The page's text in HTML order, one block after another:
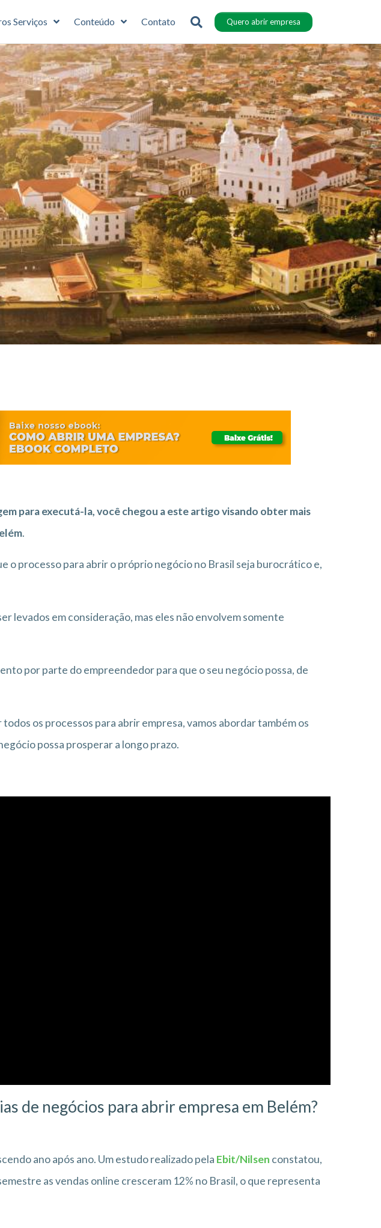
Serviços Conteúdo Contato Quero abrir empresa
para executá-la, você chegou a este artigo visando obter mais
.
o processo para abrir o próprio negócio no Brasil seja burocrático e,
levados em consideração, mas eles não envolvem somente
por parte do empreendedor para que o seu negócio possa, de
os processos para abrir empresa, vamos abordar também os
possa prosperar a longo prazo.
de negócios para abrir empresa em Belém?
ano após ano. Um estudo realizado pela Ebit/Nilsen constatou,
as vendas online cresceram 12% no Brasil, o que representa